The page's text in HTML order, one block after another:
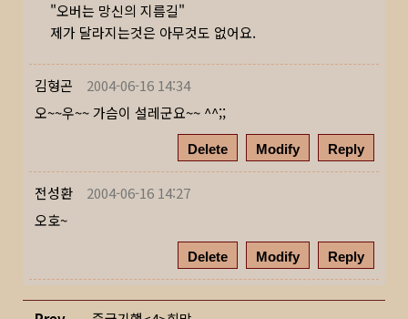
"오버는 망신의 지름길"
제가 달라지는것은 아무것도 없어요.
김형곤
2004-06-16 14:34
오~~우~~ 가슴이 설레군요~~ ^^;;
Delete Modify Reply
전성환
2004-06-16 14:27
오호~
Delete Modify Reply